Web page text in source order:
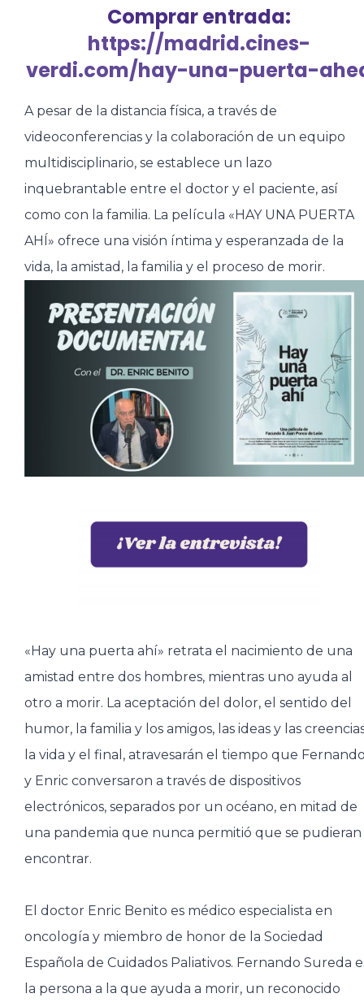
Comprar entrada:
https://madrid.cines-
verdi.com/hay-una-puerta-
A pesar de la distancia física, a través de
videoconferencias y la colaboración de un equipo
multidisciplinario, se establece un lazo
inquebrantable entre el doctor y el paciente, así
como con la familia. La película «HAY UNA PUERTA
AHÍ» ofrece una visión íntima y esperanzada de la
vida, la amistad, la familia y el proceso de morir.
«Hay una puerta ahí» retrata el nacimiento de una
amistad entre dos hombres, mientras uno ayuda al
otro a morir. La aceptación del dolor, el sentido del
humor, la familia y los amigos, las ideas y las
la vida y el final, atravesarán el tiempo que
y Enric conversaron a través de dispositivos
electrónicos, separados por un océano, en mitad de
una pandemia que nunca permitió que se pudieran
encontrar.
El doctor Enric Benito es médico especialista en
oncología y miembro de honor de la Sociedad
Española de Cuidados Paliativos. Fernando Sureda
la persona a la que ayuda a morir, un reconocido